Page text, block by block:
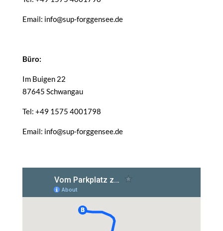
Email: info@sup-forggensee.de
Büro:
Im Buigen 22
87645 Schwangau
Tel: +49 1575 4001798
Email: info@sup-forggensee.de